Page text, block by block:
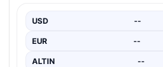
konutların en önemli alanlarından
ulaşmıştır.…
USD --
EUR --
ALTIN --